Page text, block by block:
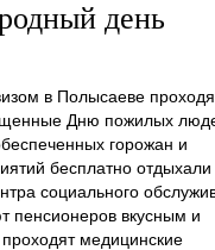
день
в Полысаеве
Дню пожилых
горожан и
бесплатно отдыхали
социального
пенсионеров вкусным и
медицинские